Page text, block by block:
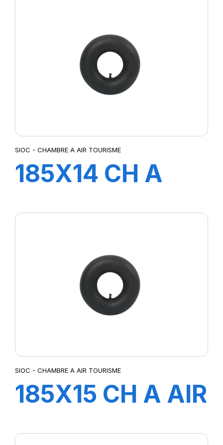
SIOC - CHAMBRE A AIR TOURISME
185X14 CH A
SIOC - CHAMBRE A AIR TOURISME
185X15 CH A AIR